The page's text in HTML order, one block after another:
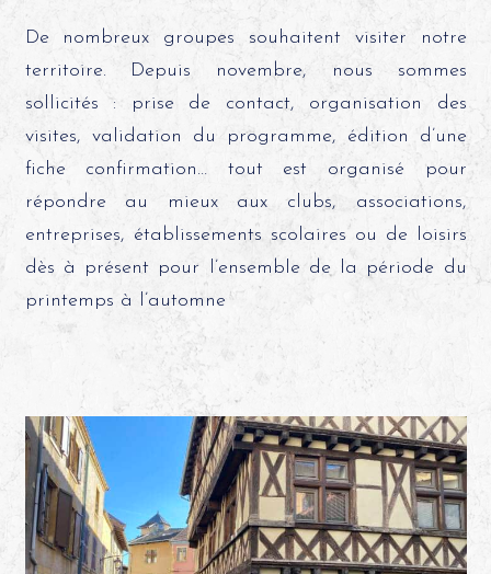
De nombreux groupes souhaitent visiter notre
territoire. Depuis novembre, nous sommes
sollicités : prise de contact, organisation des
visites, validation du programme, édition d’une
fiche confirmation… tout est organisé pour
répondre au mieux aux clubs, associations,
entreprises, établissements scolaires ou de loisirs
dès à présent pour l’ensemble de la période du
printemps à l’automne